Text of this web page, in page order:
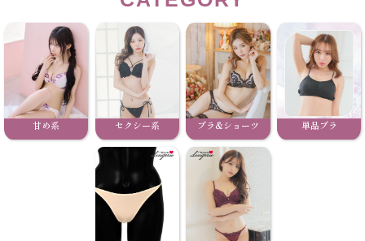
甘め系 セクシー系 ブラ&ショーツ 単品ブラ